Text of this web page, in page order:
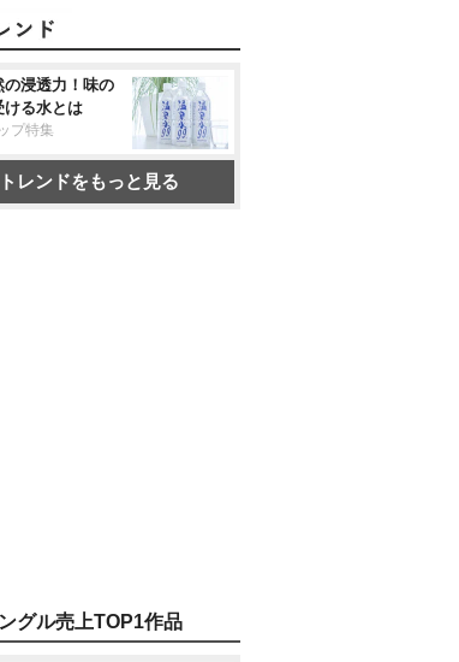
浸透力！味の
ける水とは
プ特集
レンドをもっと見る
グル売上TOP1作品